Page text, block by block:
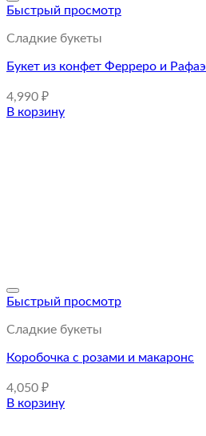
Быстрый просмотр
Сладкие букеты
Букет из конфет Ферреро и
4,990 ₽
В корзину
Быстрый просмотр
Сладкие букеты
Коробочка с розами и макаронс
4,050 ₽
В корзину